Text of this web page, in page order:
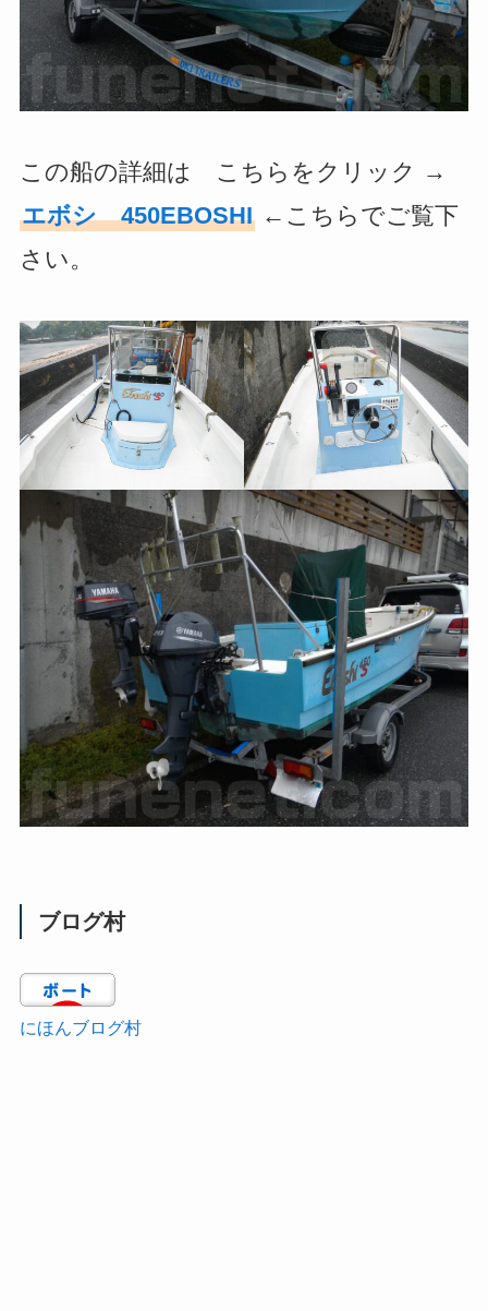
この船の詳細は こちらをクリック →
エボシ 450EBOSHI←こちらでご覧下
さい。
ブログ村
にほんブログ村